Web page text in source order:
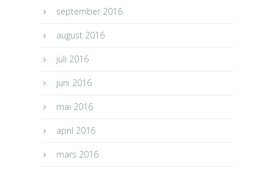
september 2016
august 2016
juli 2016
juni 2016
mai 2016
april 2016
mars 2016